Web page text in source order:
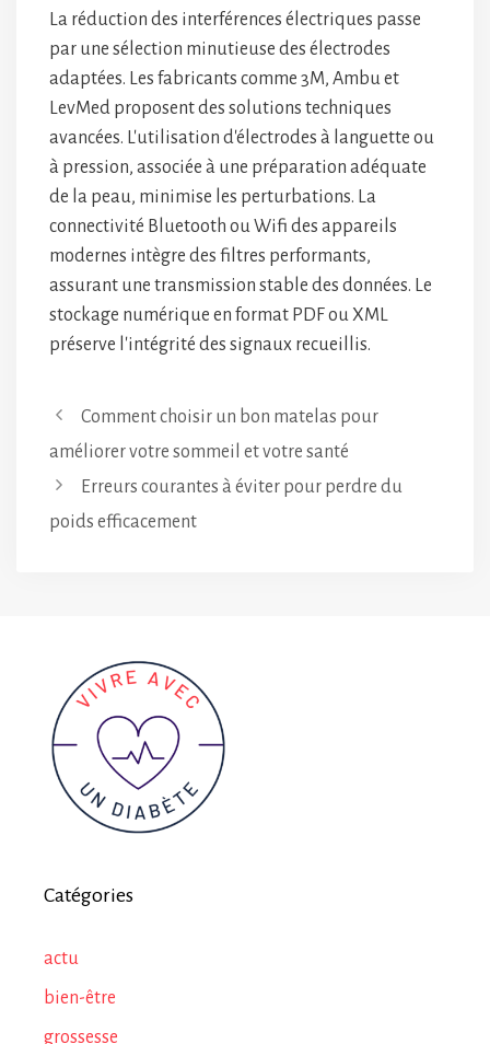
La réduction des interférences électriques passe
par une sélection minutieuse des électrodes
adaptées. Les fabricants comme 3M, Ambu et
LevMed proposent des solutions techniques
avancées. L'utilisation d'électrodes à languette ou
à pression, associée à une préparation adéquate
de la peau, minimise les perturbations. La
connectivité Bluetooth ou Wifi des appareils
modernes intègre des filtres performants,
assurant une transmission stable des données. Le
stockage numérique en format PDF ou XML
préserve l'intégrité des signaux recueillis.
Comment choisir un bon matelas pour
améliorer votre sommeil et votre santé
Erreurs courantes à éviter pour perdre du
poids efficacement
Catégories
actu
bien-être
grossesse